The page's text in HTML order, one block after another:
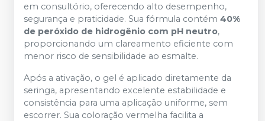
em consultório, oferecendo alto desempenho,
segurança e praticidade. Sua fórmula contém 40%
de peróxido de hidrogênio com pH neutro,
proporcionando um clareamento eficiente com
menor risco de sensibilidade ao esmalte.
Após a ativação, o gel é aplicado diretamente da
seringa, apresentando excelente estabilidade e
consistência para uma aplicação uniforme, sem
escorrer. Sua coloração vermelha facilita a